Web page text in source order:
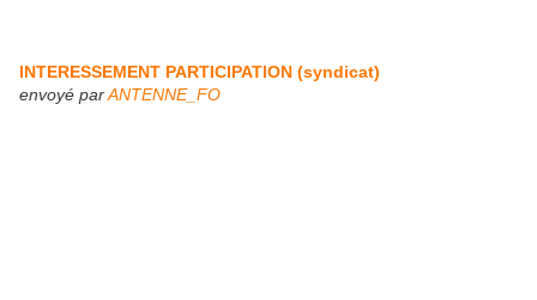
INTERESSEMENT PARTICIPATION (syndicat)
envoyé parANTENNE_FO